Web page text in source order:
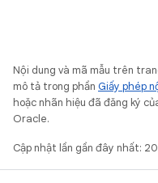
Nội dung và mã mẫu trên
mô tả trong phần Giấy phép
hoặc nhãn hiệu đã đăng ký
Oracle.
Cập nhật lần gần đây nhất: